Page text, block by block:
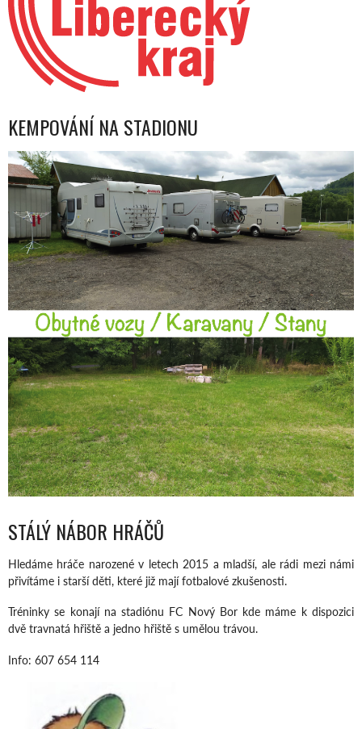
KEMPOVÁNÍ NA STADIONU
STÁLÝ NÁBOR HRÁČŮ
Hledáme hráče narozené v letech 2015 a mladší, ale rádi mezi námi
přivítáme i starší děti, které již mají fotbalové zkušenosti.
Tréninky se konají na stadiónu FC Nový Bor kde máme k dispozici
dvě travnatá hřiště a jedno hřiště s umělou trávou.
Info: 607 654 114